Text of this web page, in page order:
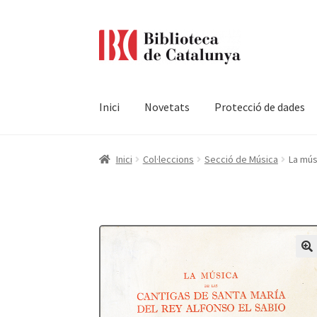
Inici Novetats Protecció de dades
Pàgina d'inici Accessibilitat Cistella El meu
Inici Col·leccions Secció de Música La